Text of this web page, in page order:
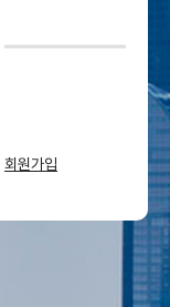
회원가입